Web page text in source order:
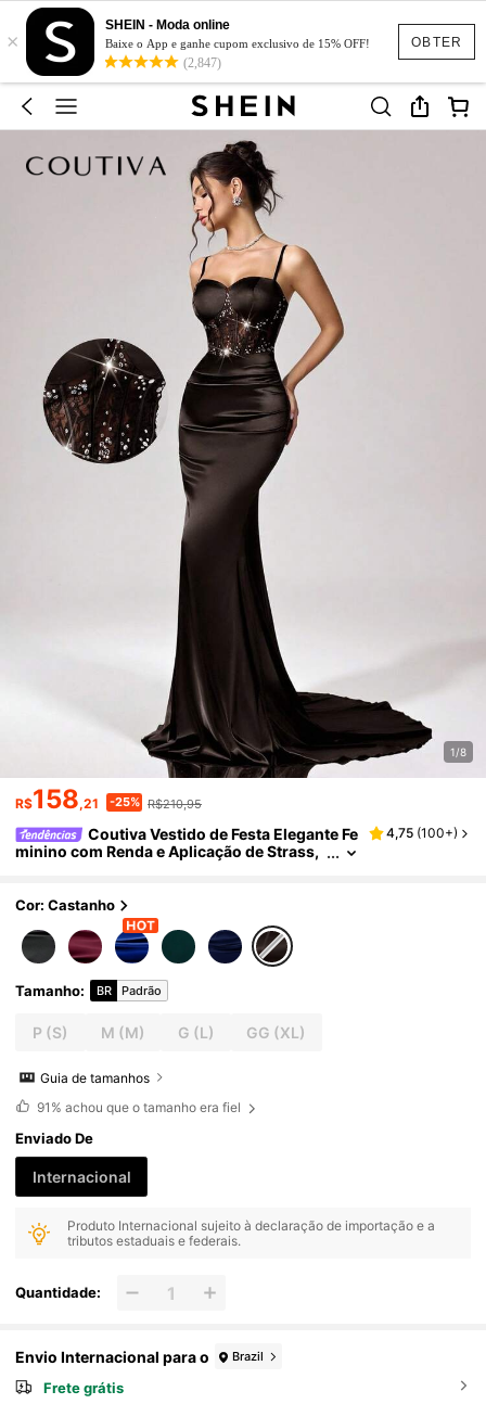
OBTER
×
SHEIN - Moda online
Baixe o App e ganhe cupom exclusivo de 15% OFF!
(2,847)
1/8
R$158,21 -25% R$210,95
Coutiva Vestido de Festa Elegante Fe
minino com Renda e Aplicação de Strass,
amorados
4,75 (100+)
Cor: Castanho
Tamanho: BR Padrão
P (S) M (M) G (L) GG (XL)
Guia de tamanhos
91% achou que o tamanho era fiel
Enviado De
Internacional
Produto Internacional sujeito à declaração de importação e a
tributos estaduais e federais.
Quantidade:
Envio Internacional para o Brazil
Frete grátis